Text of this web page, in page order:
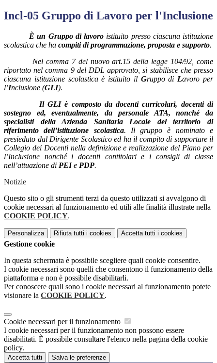
Incl-05 Gruppo di Lavoro per l'Inclusione
È un Gruppo di lavoro istituito presso ciascuna istituzione
scolastica che ha compiti di programmazione, proposta e supporto.
Nel comma 7 del nuovo art.15 della legge 104/92, come
riportato nel comma 9 del DDL approvato, si stabilisce che presso
ciascuna istituzione scolastica è istituito il Gruppo di Lavoro per
l’Inclusione (GLI).
Il GLI è composto da docenti curricolari, docenti di
sostegno ed, eventualmente, da personale ATA, nonché da
specialisti della Azienda Sanitaria Locale del territorio di
riferimento dell’istituzione scolastica. Il gruppo è nominato e
presieduto dal Dirigente Scolastico ed ha il compito di supportare il
Collegio dei Docenti nella definizione e realizzazione del Piano per
l’Inclusione nonché i docenti contitolari e i consigli di classe
nell’attuazione di PEIe PDP.
Notizie
Questo sito o gli strumenti terzi da questo utilizzati si avvalgono di
cookie necessari al funzionamento ed utili alle finalità illustrate nella
COOKIE POLICY.
Personalizza Rifiuta tutti i cookies Accetta tutti i cookies
Gestione cookie
In questa schermata è possibile scegliere quali cookie consentire.
I cookie necessari sono quelli che consentono il funzionamento della
piattaforma e non è possibile disabilitarli.
Per conoscere quali sono i cookie necessari al funzionamento potete
visionare la COOKIE POLICY.
Cookie necessari per il funzionamento
I cookie necessari per il funzionamento non possono essere
disabilitati. È possibile consultare l'elenco nella pagina della cookie
policy.
Accetta tutti Salva le preferenze